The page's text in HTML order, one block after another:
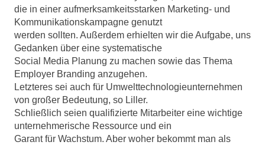
die in einer aufmerksamkeitsstarken Marketing- und
Kommunikationskampagne genutzt
werden sollten. Außerdem erhielten wir die Aufgabe, uns
Gedanken über eine systematische
Social Media Planung zu machen sowie das Thema
Employer Branding anzugehen.
Letzteres sei auch für Umwelttechnologieunternehmen
von großer Bedeutung, so Liller.
Schließlich seien qualifizierte Mitarbeiter eine wichtige
unternehmerische Ressource und ein
Garant für Wachstum. Aber woher bekommt man als